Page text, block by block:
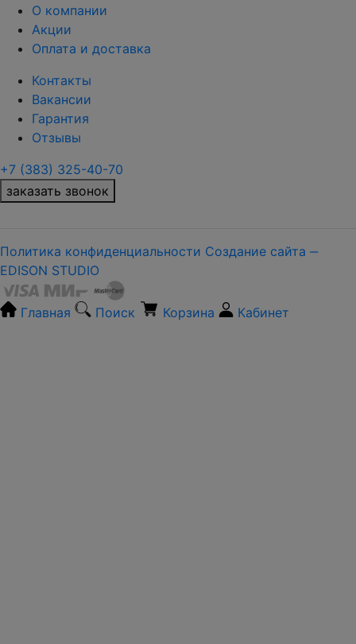
О компании
Акции
Оплата и доставка
Контакты
Вакансии
Гарантия
Отзывы
+7 (383) 325-40-70
заказать звонок
Политика конфиденциальности Создание сайта ‒
EDISON STUDIO
Главная Поиск Корзина Кабинет